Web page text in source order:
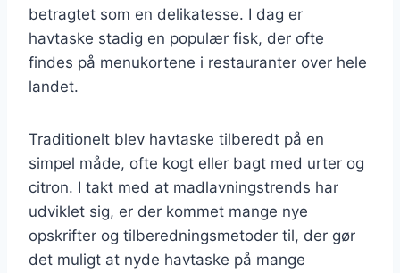
betragtet som en delikatesse. I dag er
havtaske stadig en populær fisk, der ofte
findes på menukortene i restauranter over hele
landet.
Traditionelt blev havtaske tilberedt på en
simpel måde, ofte kogt eller bagt med urter og
citron. I takt med at madlavningstrends har
udviklet sig, er der kommet mange nye
opskrifter og tilberedningsmetoder til, der gør
det muligt at nyde havtaske på mange